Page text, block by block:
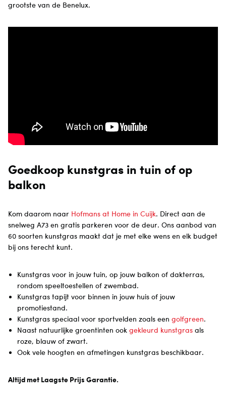
grootste van de Benelux.
Goedkoop kunstgras in tuin of op
balkon
Kom daarom naar Hofmans at Home in Cuijk. Direct aan de
snelweg A73 en gratis parkeren voor de deur. Ons aanbod van
60 soorten kunstgras maakt dat je met elke wens en elk budget
bij ons terecht kunt.
Kunstgras voor in jouw tuin, op jouw balkon of dakterras,
rondom speeltoestellen of zwembad.
Kunstgras tapijt voor binnen in jouw huis of jouw
promotiestand.
Kunstgras speciaal voor sportvelden zoals een golfgreen.
Naast natuurlijke groentinten ook gekleurd kunstgrasals
roze, blauw of zwart.
Ook vele hoogten en afmetingen kunstgras beschikbaar.
Altijd met Laagste Prijs Garantie.